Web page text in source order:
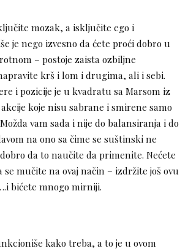
mozak, a isključite ego i
je nego izvesno da ćete proći dobro u
– postoje zaista ozbiljne
krš i lom i drugima, ali i sebi.
i pozicije je u kvadratu sa Marsom iz
akcije koje nisu sabrane i smirene samo
vam sada i nije do balansiranja i do
na ono sa čime se suštinski ne
da to naučite da primenite. Nećete
se mučite na ovaj način – izdržite još ovu
bićete mnogo mirniji.
kako treba, a to je u ovom